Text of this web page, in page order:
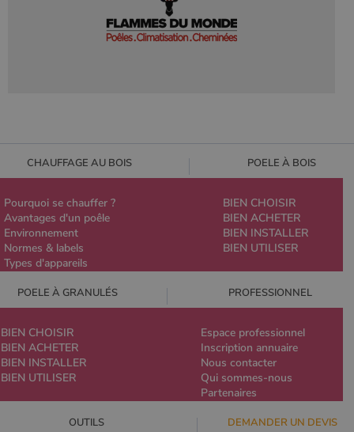
CHAUFFAGE AU BOIS POELE À BOIS
Pourquoi se chauffer ?
Avantages d'un poêle
Environnement
Normes & labels
Types d'appareils
BIEN CHOISIR
BIEN ACHETER
BIEN INSTALLER
BIEN UTILISER
POELE À GRANULÉS PROFESSIONNEL
BIEN CHOISIR
BIEN ACHETER
BIEN INSTALLER
BIEN UTILISER
Espace professionnel
Inscription annuaire
Nous contacter
Qui sommes-nous
Partenaires
OUTILS DEMANDER UN DEVIS